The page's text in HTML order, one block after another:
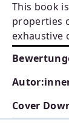
This book
properties
exhaustive
Cover